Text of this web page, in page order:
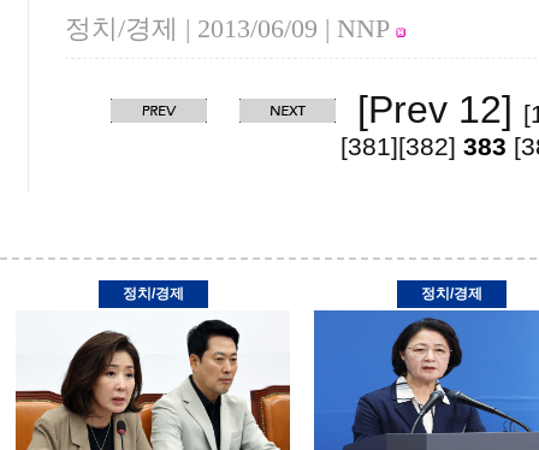
정치/경제 | 2013/06/09 | NNP
[Prev 12]
[381][382] 383
정치/경제 정치/경제